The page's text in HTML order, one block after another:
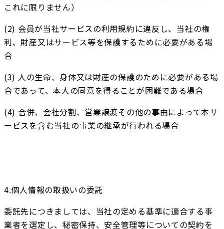
これに限りません）
(2) 会員が当社サービスの利用規約に違反し、当社の権
利、財産又はサービス等を保護するために必要がある場
合
(3) 人の生命、身体又は財産の保護のために必要がある場
合であって、本人の同意を得ることが困難である場合
(4) 合併、会社分割、営業譲渡その他の事由によって本サ
ービスを含む当社の事業の継承が行われる場合
4.個人情報の取扱いの委託
委託先につきましては、当社の定める基準に適合する事
業者を選定し、秘密保持、安全管理等についての契約を